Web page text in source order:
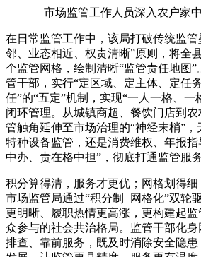
市场监管工作人员深入农户家中
在日常监管工作中，该局打破传统监管
邻、业态相近、权责清晰”原则，将全
个监管网格，绘制清晰“监管责任地图
管干部，实行“定区域、定主体、定任
任”的“五定”机制，实现“一人一格、一
闭环管理。从城镇商超、餐饮门店到
管触角延伸至市场治理的“神经末梢”，
特种设备监管，还是消费维权、年报
中办、责在格中担”，彻底打通监管服务
积分算得清，服务才更优；网格划得
市场监管局通过“积分制+网格化”双轮
更明晰、履职热情更高涨，更构建起
众参与的社会共治格局。监管干部化
排查、靠前服务，既及时消除安全隐